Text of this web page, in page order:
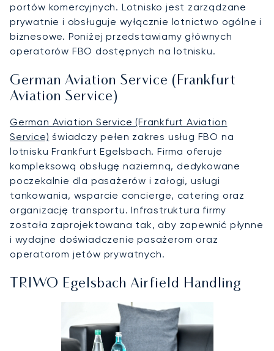
portów komercyjnych. Lotnisko jest zarządzane
prywatnie i obsługuje wyłącznie lotnictwo ogólne i
biznesowe. Poniżej przedstawiamy głównych
operatorów FBO dostępnych na lotnisku.
German Aviation Service (Frankfurt
Aviation Service)
German Aviation Service (Frankfurt Aviation
Service) świadczy pełen zakres usług FBO na
lotnisku Frankfurt Egelsbach. Firma oferuje
kompleksową obsługę naziemną, dedykowane
poczekalnie dla pasażerów i załogi, usługi
tankowania, wsparcie concierge, catering oraz
organizację transportu. Infrastruktura firmy
została zaprojektowana tak, aby zapewnić płynne
i wydajne doświadczenie pasażerom oraz
operatorom jetów prywatnych.
TRIWO Egelsbach Airfield Handling